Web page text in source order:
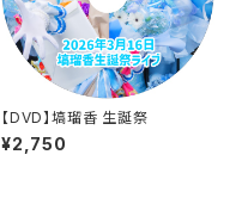
【DVD】塙瑠香 生誕祭
¥2,750